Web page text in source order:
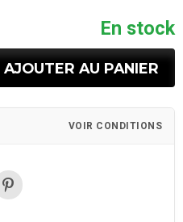
En stock
AJOUTER AU PANIER
VOIR CONDITIONS